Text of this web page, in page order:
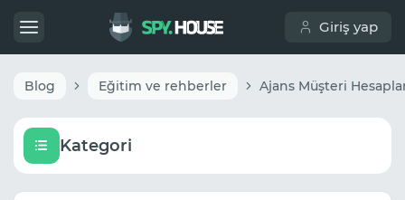
Giriş yap
Blog Eğitim ve rehberler
Kategori